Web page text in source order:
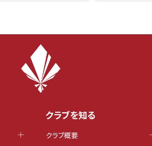
クラブを知る
クラブ概要